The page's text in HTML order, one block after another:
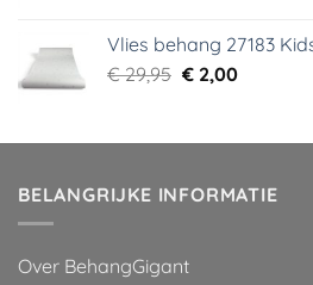
€ 29,95.€ 5,99.
Vlies behang 27183
€29,95 Oorspronkelijke
€ 29,95.
€2,00Huidige
€ 2,00.
BELANGRIJKE INFORMATIE
Over BehangGigant